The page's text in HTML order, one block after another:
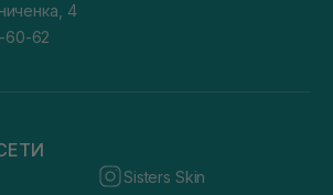
4
60-62
Sisters Skin